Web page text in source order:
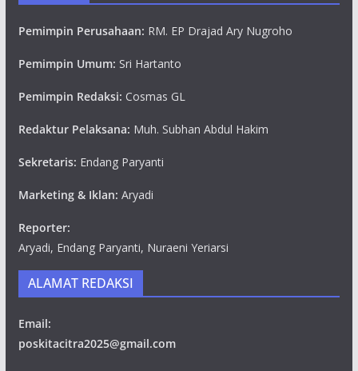
Pemimpin Perusahaan: RM. EP Drajad Ary Nugroho
Pemimpin Umum: Sri Hartanto
Pemimpin Redaksi: Cosmas GL
Redaktur Pelaksana: Muh. Subhan Abdul Hakim
Sekretaris: Endang Paryanti
Marketing & Iklan: Aryadi
Reporter:
Aryadi, Endang Paryanti, Nuraeni Yeriarsi
ALAMAT REDAKSI
Email:
poskitacitra2025@gmail.com